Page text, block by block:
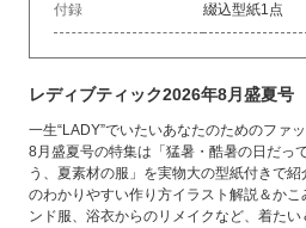
付録 綴込型紙1点
レディブティック2026年8月盛夏号
一生“LADY”でいたいあなたのためのファ
8月盛夏号の特集は「猛暑・酷暑の日だっ
う、夏素材の服」を実物大の型紙付きで紹
のわかりやすい作り方イラスト解説＆か
ンド服、浴衣からのリメイクなど、着た